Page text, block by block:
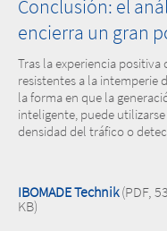
Conclusión: el
encierra un gran
Tras la experiencia positiva
resistentes a la intemperie
la forma en que la
inteligente, puede
densidad del tráfico o
IBOMADE Technik(PDF,
KB)